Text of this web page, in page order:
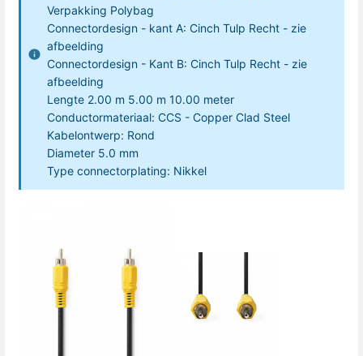
Verpakking Polybag
Connectordesign - kant A: Cinch Tulp Recht - zie
afbeelding
Connectordesign - Kant B: Cinch Tulp Recht - zie
afbeelding
Lengte 2.00 m 5.00 m 10.00 meter
Conductormateriaal: CCS - Copper Clad Steel
Kabelontwerp: Rond
Diameter 5.0 mm
Type connectorplating: Nikkel